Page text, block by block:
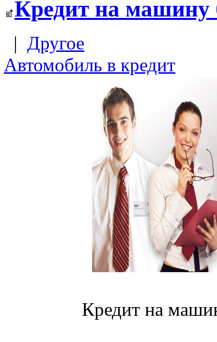
Кредит на
| Другое
Автомобиль в кредит
Кредит на